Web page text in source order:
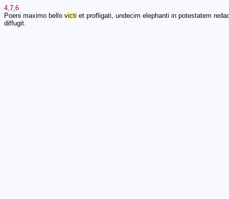
4,7,6
Poeni maximo bello victi et profligati, undecim elephanti in potestatem
diffugit.